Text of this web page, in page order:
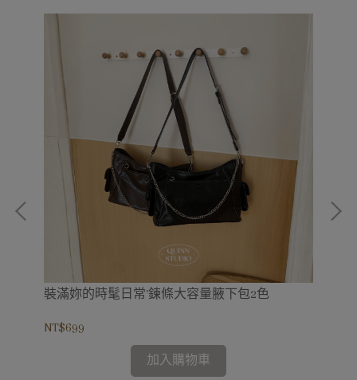
裝滿妳的時髦日常'鍊條大容量腋下包2色
NT$699
加入購物車